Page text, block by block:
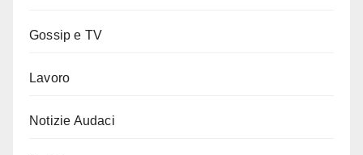
Gossip e TV
Lavoro
Notizie Audaci